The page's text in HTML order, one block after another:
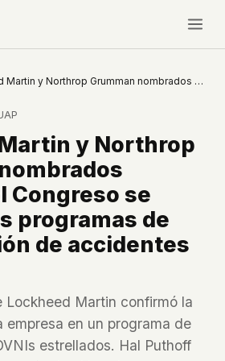
USE
CDNs
Lockheed Martin y Northrop Grumman nombrados mientras el Congreso se acerca a los programas de recuperación de accidentes de OVNIs
y Northrop
Congreso se
programas de
de accidentes
Lockheed Martin confirmó la
empresa en un programa de
estrellados. Hal Puthoff